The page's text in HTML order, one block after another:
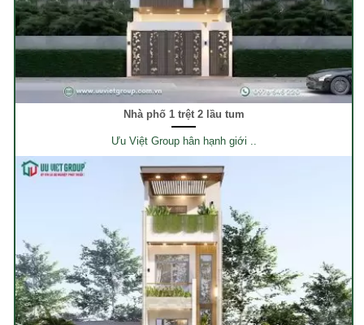
Nhà phố 1 trệt 2 lầu tum
Ưu Việt Group hân hạnh giới ..